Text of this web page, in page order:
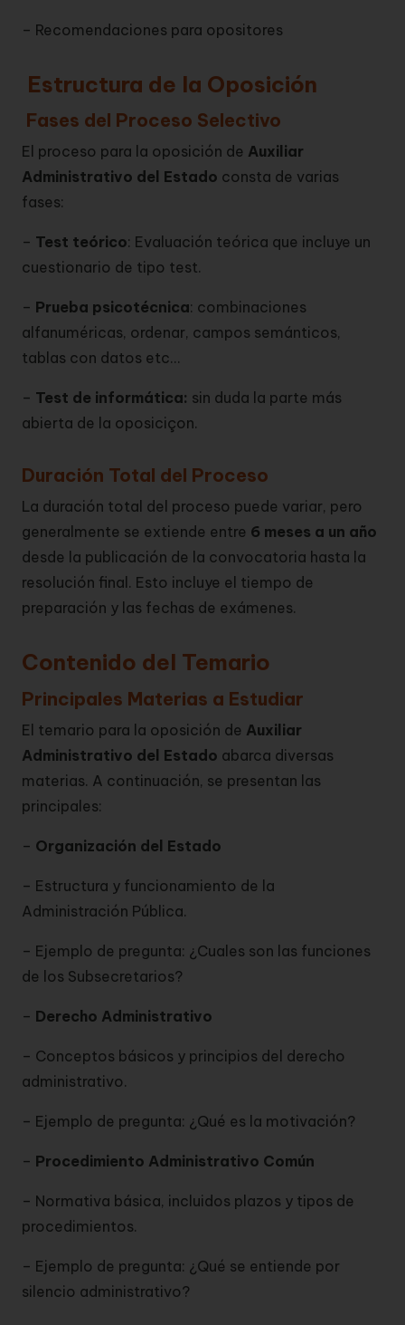
– Recomendaciones para opositores
Estructura de la Oposición
Fases del Proceso Selectivo
El proceso para la oposición de Auxiliar
Administrativo del Estado consta de varias
fases:
– Test teórico: Evaluación teórica que incluye un
cuestionario de tipo test.
– Prueba psicotécnica: combinaciones
alfanuméricas, ordenar, campos semánticos,
tablas con datos etc…
– Test de informática: sin duda la parte más
abierta de la oposiciçon.
Duración Total del Proceso
La duración total del proceso puede variar, pero
generalmente se extiende entre 6 meses a un año
desde la publicación de la convocatoria hasta la
resolución final. Esto incluye el tiempo de
preparación y las fechas de exámenes.
Contenido del Temario
Principales Materias a Estudiar
El temario para la oposición de Auxiliar
Administrativo del Estado abarca diversas
materias. A continuación, se presentan las
principales:
– Organización del Estado
– Estructura y funcionamiento de la
Administración Pública.
– Ejemplo de pregunta: ¿Cuales son las funciones
de los Subsecretarios?
– Derecho Administrativo
– Conceptos básicos y principios del derecho
administrativo.
– Ejemplo de pregunta: ¿Qué es la motivación?
– Procedimiento Administrativo Común
– Normativa básica, incluidos plazos y tipos de
procedimientos.
– Ejemplo de pregunta: ¿Qué se entiende por
silencio administrativo?